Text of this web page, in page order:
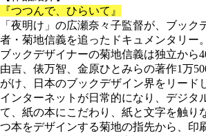
『つつんで、ひらいて』
「夜明け」の広瀬奈々子監督が、ブック
者・菊地信義を追ったドキュメンタリー。
ブックデザイナーの菊地信義は独立から
由吉、俵万智、金原ひとみらの著作1万
がけ、日本のブックデザイン界をリード
インターネットが日常的になり、デジタ
て、紙の本にこだわり、紙と文字を触り
つ本をデザインする菊地の指先から、印